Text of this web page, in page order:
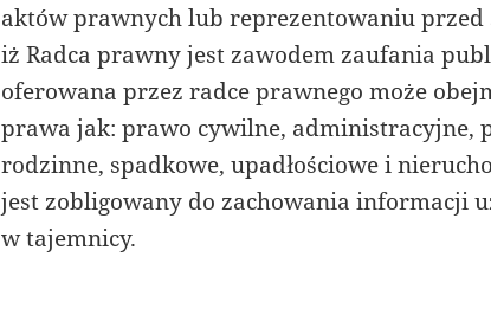
aktów prawnych lub reprezentowaniu przed
iż Radca prawny jest zawodem zaufania
oferowana przez radce prawnego może
prawa jak: prawo cywilne, administracyjne,
rodzinne, spadkowe, upadłościowe i
jest zobligowany do zachowania informacji
w tajemnicy.